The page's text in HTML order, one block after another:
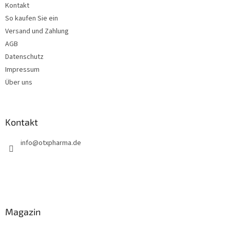
Kontakt
So kaufen Sie ein
Versand und Zahlung
AGB
Datenschutz
Impressum
Über uns
Kontakt
info@otxpharma.de
Magazin